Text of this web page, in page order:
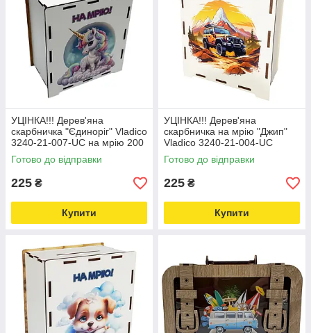
УЦІНКА!!! Дерев'яна
скарбничка "Єдиноріг" Vladico
3240-21-007-UC на мрію 200
днів Love&Life -online-
multimarket-
Готово до відправки
225 ₴
Купити
УЦІНКА!!! Дерев'яна
скарбничка на мрію "Джип"
Vladico 3240-21-004-UC
17х15х9 см, 200 днів
Love&Life -online-multimarket-
Готово до відправки
225 ₴
Купити